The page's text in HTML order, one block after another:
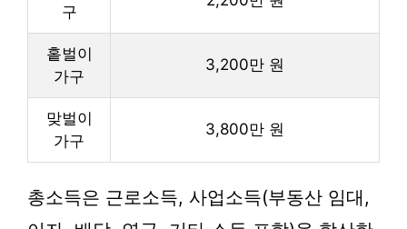
구
홑벌이
가구
3,200만 원
맞벌이
가구
3,800만 원
총소득은 근로소득, 사업소득(부동산 임대,